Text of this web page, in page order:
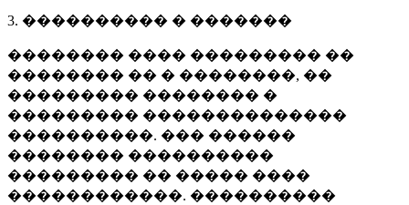
3. ���������� � �������
�������� ���� ��������� ��
�������� �� � ��������, ��
��������� �������� �
��������� ��������������
����������. ��� ������
�������� ����������
��������� �� ����� ����
������������. ����������